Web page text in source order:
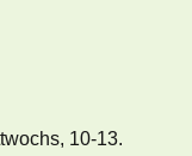
10-13.